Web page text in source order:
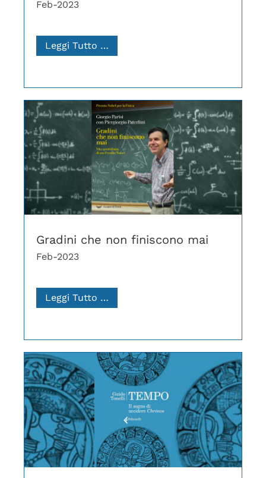
Feb-2023
Leggi Tutto …
Gradini che non finiscono mai
Feb-2023
Leggi Tutto …